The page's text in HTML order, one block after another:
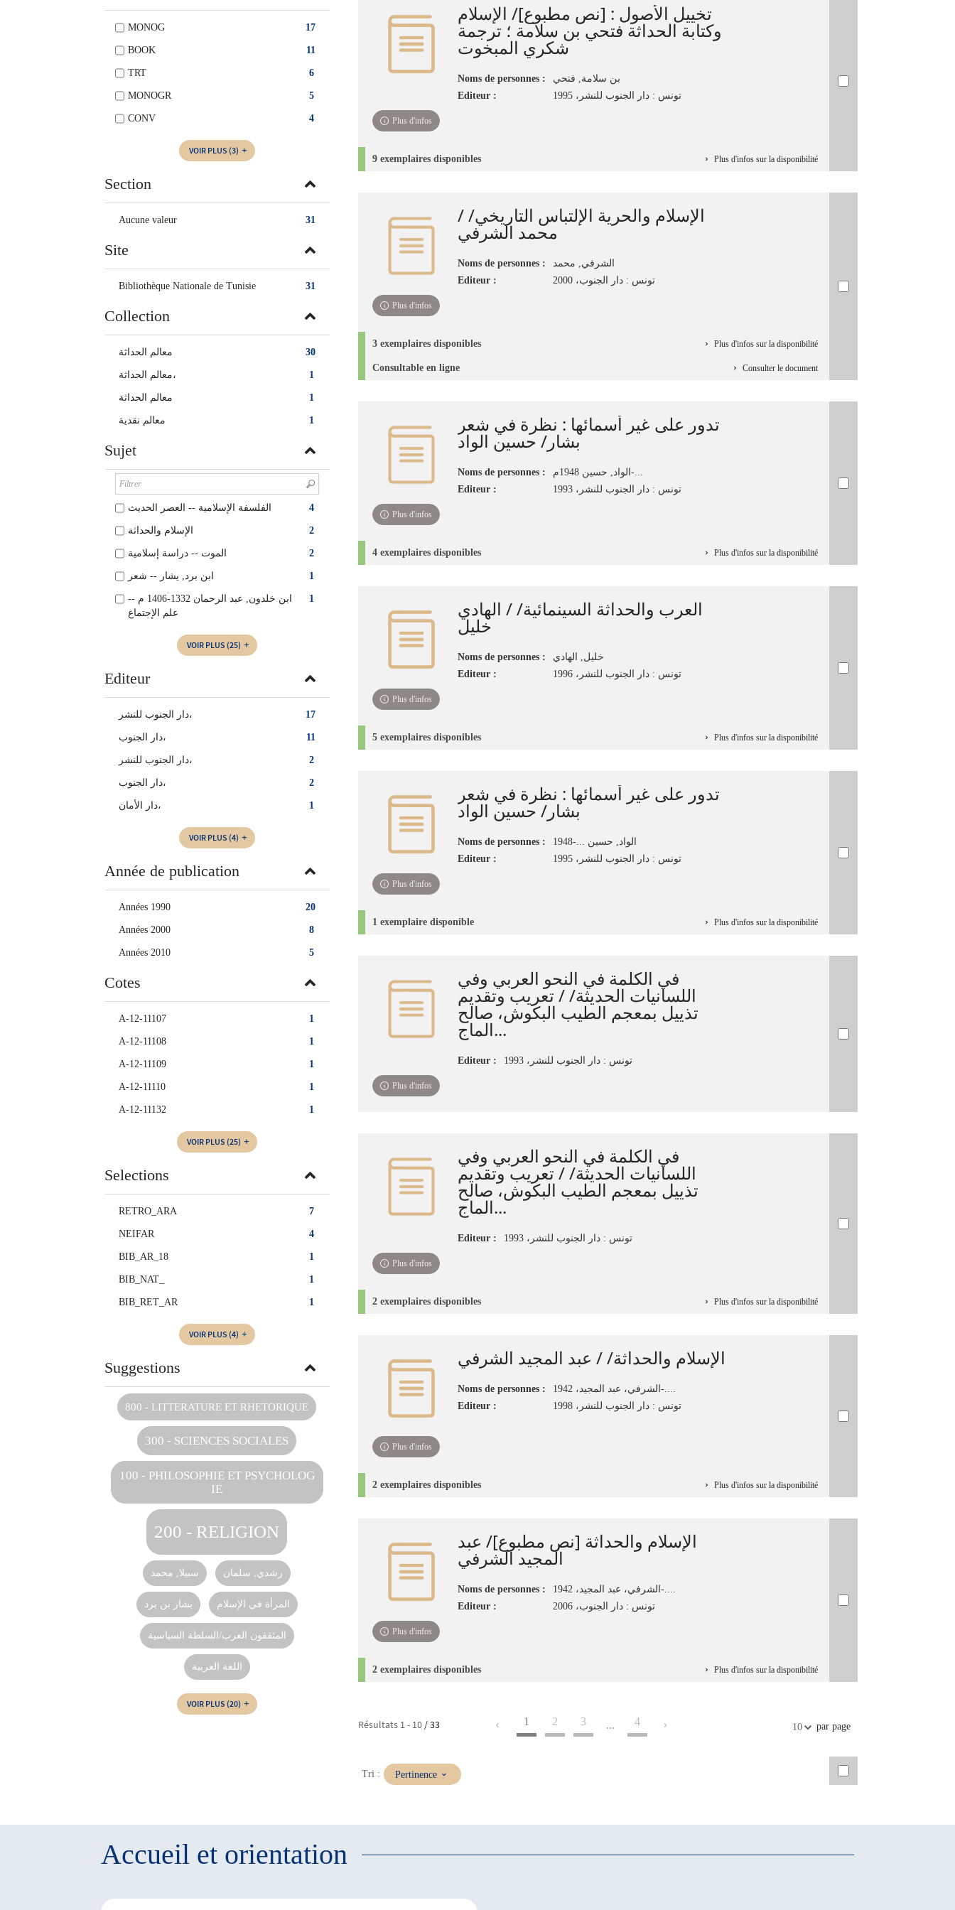
تخييل الأصول‏ : ‏[نص مطبوع]/ الإسلام
وكتابة الحداثة فتحي بن سلامة ؛ ترجمة
شكري المبخوت
Noms de personnes :
بن سلامة, فتحي‏
Editeur :
تونس : دار الجنوب للنشر‏، ‏1995
Plus d'infos
9 exemplaires disponibles Plus d'infos sur la disponibilité
الإسلام والحرية الإلتباس التاريخي/ /
محمد الشرفي
Noms de personnes :
الشرفي, محمد
Editeur :
تونس : دار الجنوب، 2000
Plus d'infos
3 exemplaires disponibles Plus d'infos sur la disponibilité
Consultable en ligne Consulter le document
تدور على غير أسمائها : نظرة في شعر
بشار/ حسين الواد
Noms de personnes :
الواد, حسين 1948م-...
Editeur :
تونس : دار الجنوب للنشر، 1993
Plus d'infos
4 exemplaires disponibles Plus d'infos sur la disponibilité
العرب والحداثة السينمائية/ / الهادي
خليل
Noms de personnes :
خليل, الهادي‏
Editeur :
تونس : دار الجنوب للنشر، 1996‏
Plus d'infos
5 exemplaires disponibles Plus d'infos sur la disponibilité
تدور على غير أسمائها : نظرة في شعر
بشار/ حسين الواد
Noms de personnes :
الواد, حسين ...-1948
Editeur :
تونس : دار الجنوب للنشر، 1995
Plus d'infos
1 exemplaire disponible Plus d'infos sur la disponibilité
في الكلمة في النحو العربي وفي
اللسانيات الحديثة/ / تعريب وتقديم
تذييل بمعجم الطيب البكوش، صالح
الماج...
Editeur : تونس : دار الجنوب للنشر، 1993
Plus d'infos
في الكلمة في النحو العربي وفي
اللسانيات الحديثة/ / تعريب وتقديم
تذييل بمعجم الطيب البكوش، صالح
الماج...
Editeur : تونس : دار الجنوب للنشر، 1993
Plus d'infos
2 exemplaires disponibles Plus d'infos sur la disponibilité
الإسلام والحداثة/ / عبد المجيد الشرفي
Noms de personnes :
الشرفي، عبد المجيد، 1942-....
Editeur :
تونس : دار الجنوب للنشر، 1998
Plus d'infos
2 exemplaires disponibles Plus d'infos sur la disponibilité
الإسلام والحداثة [نص مطبوع]/ عبد
المجيد الشرفي
Noms de personnes :
الشرفي، عبد المجيد، 1942-....
Editeur :
تونس : دار الجنوب، 2006
Plus d'infos
2 exemplaires disponibles Plus d'infos sur la disponibilité
Résultats 1 - 10 / 33 1 2 3 ... 4 10 par page
Tri :(MisePertinence
17
MONOG
11
BOOK
6
TRT
5
MONOGR
4
CONV
VOIR PLUS (3)
Section
31
Aucune valeur
Site
31
Bibliothèque Nationale de Tunisie
Collection
30 معالم الحداثة
1 معالم الحداثة،
1 معالم الحداثة‏
1 معالم نقدية
Sujet
4 الفلسفة الإسلامية -- العصر الحديث
2 الإسلام والحداثة
2 الموت -- دراسة إسلامية
1 ابن برد, يشار -- شعر
1
ابن خلدون, عبد الرحمان 1332-1406 م --
علم الإجتماع
VOIR PLUS (25)
Editeur
17 دار الجنوب للنشر،
11 دار الجنوب،
2 دار الجنوب للنشر‏،
2 دار الجنوب‏،
1 دار الأمان،
VOIR PLUS (4)
Année de publication
20
Années 1990
8
Années 2000
5
Années 2010
Cotes
1
A-12-11107
1
A-12-11108
1
A-12-11109
1
A-12-11110
1
A-12-11132
VOIR PLUS (25)
Selections
7
RETRO_ARA
4
NEIFAR
1
BIB_AR_18
1
BIB_NAT_
1
BIB_RET_AR
VOIR PLUS (4)
Suggestions
800 - LITTERATURE ET RHETORIQUE
300 - SCIENCES SOCIALES
100 - PHILOSOPHIE ET PSYCHOLOG
IE
200 - RELIGION
سبيلا, محمد‏‏ رشدي‏, ‏سلمان‏
بشار بن برد المرأة في الإسلام
المثقفون العرب/السلطة السياسية
اللغة العربية
VOIR PLUS (20)
Accueil et orientation